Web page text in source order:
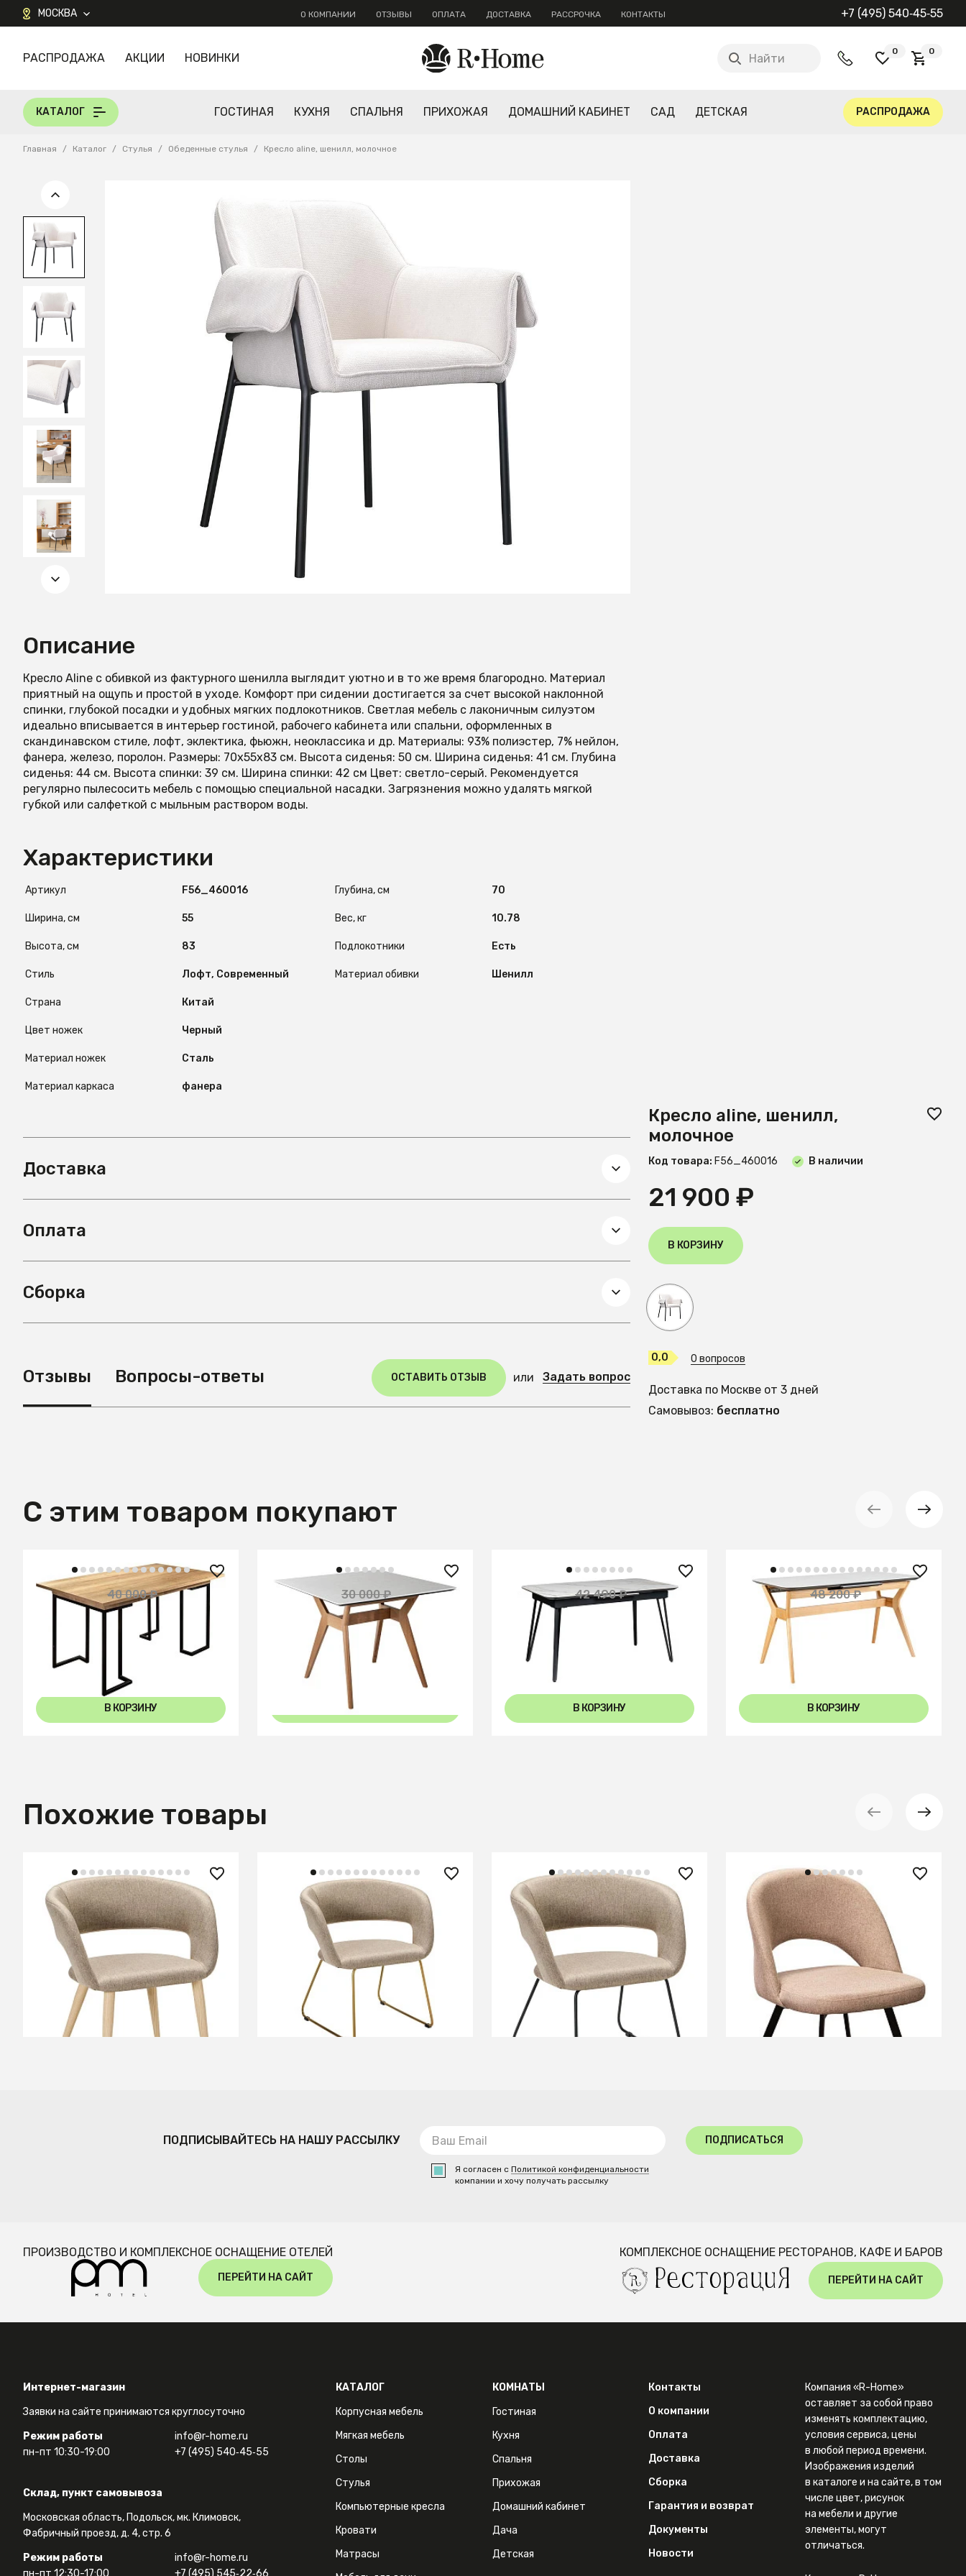
МОСКВА О КОМПАНИИ ОТЗЫВЫ ОПЛАТА ДОСТАВКА РАССРОЧКА КОНТАКТЫ +7 (495) 540‑45‑55
КАТАЛОГ
РАСПРОДАЖА АКЦИИ НОВИНКИ Найти
0 0
КАТАЛОГ ГОСТИНАЯ КУХНЯ СПАЛЬНЯ ПРИХОЖАЯ ДОМАШНИЙ КАБИНЕТ САД ДЕТСКАЯ РАСПРОДАЖА
Главная / Каталог / Стулья / Обеденные стулья / Кресло aline, шенилл, молочное
Описание
Кресло Aline с обивкой из фактурного шенилла выглядит уютно и в то же время благородно. Материал
приятный на ощупь и простой в уходе. Комфорт при сидении достигается за счет высокой наклонной
спинки, глубокой посадки и удобных мягких подлокотников. Светлая мебель с лаконичным силуэтом
идеально вписывается в интерьер гостиной, рабочего кабинета или спальни, оформленных в
скандинавском стиле, лофт, эклектика, фьюжн, неоклассика и др. Материалы: 93% полиэстер, 7% нейлон,
фанера, железо, поролон. Размеры: 70x55x83 см. Высота сиденья: 50 см. Ширина сиденья: 41 см. Глубина
сиденья: 44 см. Высота спинки: 39 см. Ширина спинки: 42 см Цвет: светло-серый. Рекомендуется
регулярно пылесосить мебель с помощью специальной насадки. Загрязнения можно удалять мягкой
губкой или салфеткой с мыльным раствором воды.
Характеристики
Артикул F56_460016
Ширина, см 55
Высота, см 83
Стиль Лофт, Современный
Страна Китай
Цвет ножек Черный
Материал ножек Сталь
Материал каркаса фанера
Глубина, см 70
Вес, кг 10.78
Подлокотники Есть
Материал обивки Шенилл
Доставка
Оплата
Сборка
Отзывы Вопросы-ответы ОСТАВИТЬ ОТЗЫВ или Задать вопрос
Кресло aline, шенилл,
молочное
Код товара: F56_460016 В наличии
21 900 ₽
В КОРЗИНУ
0,0 0 вопросов
Доставка по Москве от 3 дней
Самовывоз: бесплатно
С этим товаром покупают
12 000 ₽ 40 000 ₽ — 70%
Loft 120 Дуб натур
В КОРЗИНУ
12 250 ₽ 30 000 ₽ — 59%
Стол Нарвик квадратный
860*860 Мрамор Бьянко
В КОРЗИНУ
27 100 ₽ 42 490 ₽ — 36%
Стол Диего раздвиж. 140-180
Керамогранит Светлый Мрамор
В КОРЗИНУ
28 150 ₽ 48 200 ₽ — 42%
Стол раскл. Нарвик Glass 140-180
Automatic Natur/Light matte
glass
В КОРЗИНУ
Похожие товары
14 200 ₽
Стул Hugs beige/нат.дуб
+2
В КОРЗИНУ
14 860 ₽
Кресло Hugs beige/Линк золото
+2
В КОРЗИНУ
14 860 ₽
Стул Hugs beige/Линк
+2
В КОРЗИНУ
14 910 ₽
Стул Lars Браун/Арки
+5
В КОРЗИНУ
ПОДПИСЫВАЙТЕСЬ НА НАШУ РАССЫЛКУ
Я согласен с Политикой конфиденциальности
компании и хочу получать рассылку
ПОДПИСАТЬСЯ
ПРОИЗВОДСТВО И КОМПЛЕКСНОЕ ОСНАЩЕНИЕ ОТЕЛЕЙ
ПЕРЕЙТИ НА САЙТ
КОМПЛЕКСНОЕ ОСНАЩЕНИЕ РЕСТОРАНОВ, КАФЕ И БАРОВ
ПЕРЕЙТИ НА САЙТ
Интернет-магазин
Заявки на сайте принимаются круглосуточно
Режим работы
пн-пт 10:30-19:00
info@r-home.ru
+7 (495) 540‑45‑55
Склад, пункт самовывоза
Московская область, Подольск, мк. Климовск,
Фабричный проезд, д. 4, стр. 6
Режим работы
пн-пт 12:30-17:00
info@r-home.ru
+7 (495) 545‑22‑66
КАТАЛОГ
Корпусная мебель
Мягкая мебель
Столы
Стулья
Компьютерные кресла
Кровати
Матрасы
КОМНАТЫ
Гостиная
Кухня
Спальня
Прихожая
Домашний кабинет
Дача
Детская
Контакты
О компании
Оплата
Доставка
Сборка
Гарантия и возврат
Документы
Новости
Компания «R-Home»
оставляет за собой право
изменять комплектацию,
условия сервиса, цены
в любой период времени.
Изображения изделий
в каталоге и на сайте, в том
числе цвет, рисунок
на мебели и другие
элементы, могут
отличаться.